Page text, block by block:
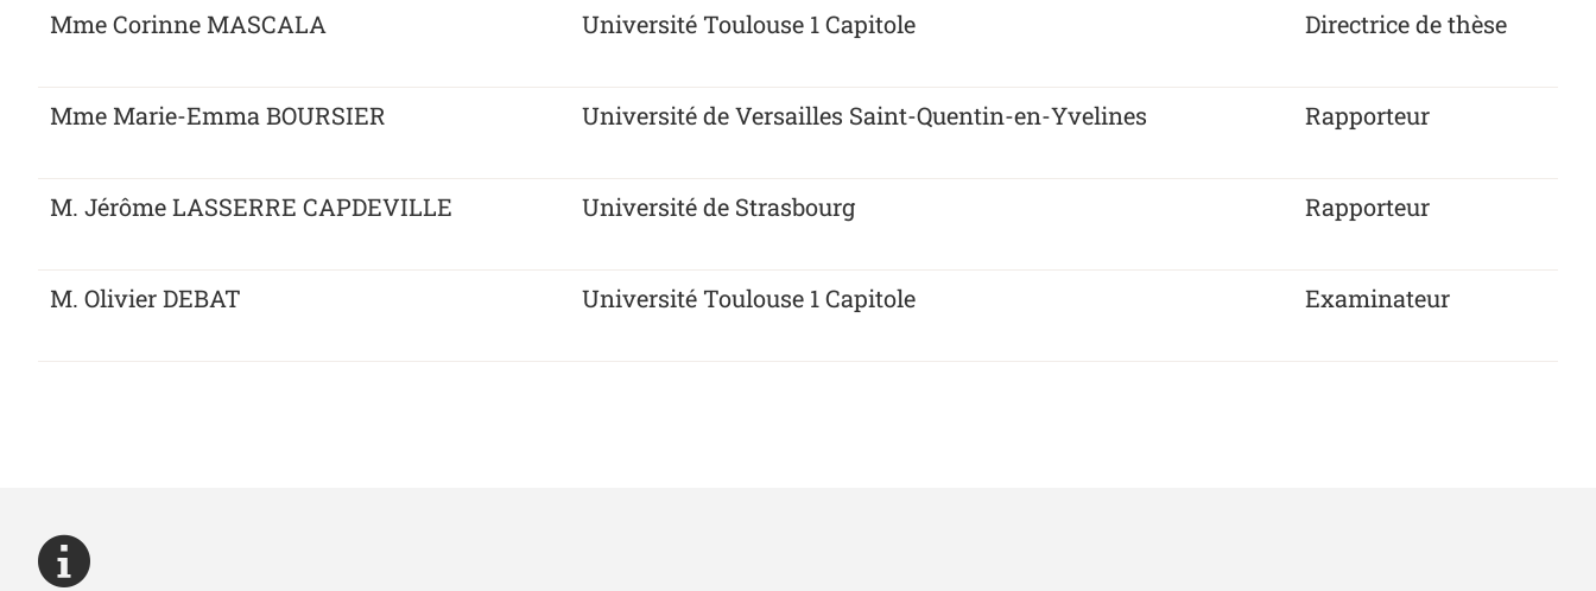
Mme Corinne MASCALA Université Toulouse 1 Capitole Directrice de thèse
Mme Marie-Emma BOURSIER Université de Versailles Saint-Quentin-en-Yvelines Rapporteur
M. Jérôme LASSERRE CAPDEVILLE Université de Strasbourg Rapporteur
M. Olivier DEBAT Université Toulouse 1 Capitole Examinateur